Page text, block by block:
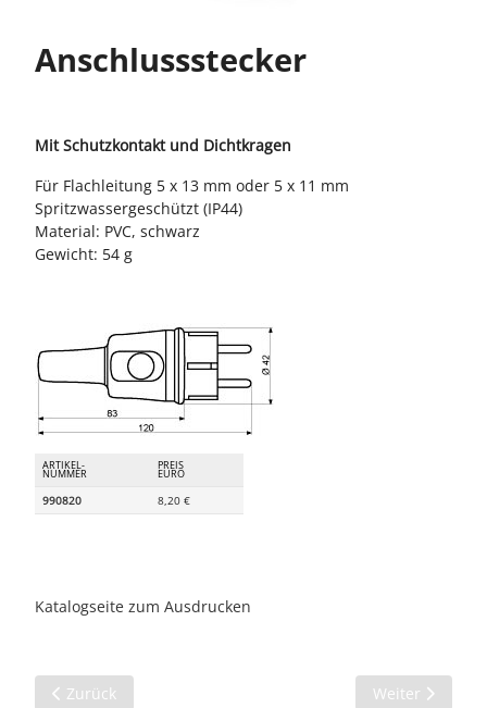
Anschlussstecker
Mit Schutzkontakt und Dichtkragen
Für Flachleitung 5 x 13 mm oder 5 x 11 mm
Spritzwassergeschützt (IP44)
Material: PVC, schwarz
Gewicht: 54 g
ARTIKEL-
NUMMER
PREIS
EURO
990820 8,20 €
Katalogseite zum Ausdrucken
Vorheriger Beitrag: Zubehör für Illuminationsfassungen
Zurück Nächster
Weiter